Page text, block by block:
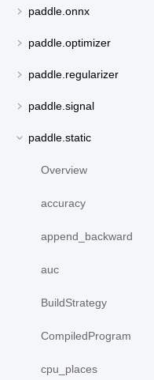
paddle.onnx
paddle.optimizer
paddle.regularizer
paddle.signal
paddle.static
Overview
accuracy
append_backward
auc
BuildStrategy
CompiledProgram
cpu_places